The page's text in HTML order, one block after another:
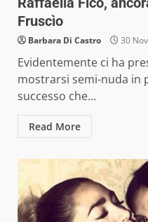
Fruscìo
Barbara Di Castro 30
Evidentemente ci ha
mostrarsi semi-nuda in
successo che...
Read More